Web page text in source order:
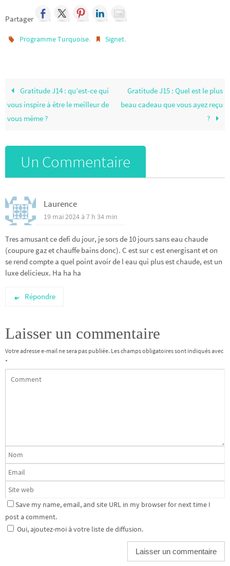
Partager
Programme Turquoise. Signet.
Gratitude J14 : qu’est-ce qui
vous inspire à être le meilleur de
vous même ?
Gratitude J15 : Quel est le plus
beau cadeau que vous ayez reçu
?
Un Commentaire
Laurence
19 mai 2024 à 7 h 34 min
Tres amusant ce defi du jour, je sors de 10 jours sans eau chaude
(coupure gaz et chauffe bains donc). C est sur c est energisant et on
se rend compte a quel point avoir de l eau qui plus est chaude, est un
luxe delicieux. Ha ha ha
Répondre
Laisser un commentaire
Votre adresse e-mail ne sera pas publiée. Les champs obligatoires sont indiqués avec
*
Save my name, email, and site URL in my browser for next time I
post a comment.
Oui, ajoutez-moi à votre liste de diffusion.